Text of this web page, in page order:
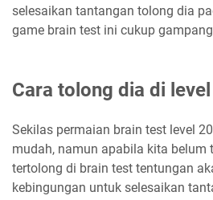
selesaikan tantangan tolong dia
game brain test ini cukup
Cara tolong dia di
Sekilas permaian brain test level
mudah, namun apabila kita belum
tertolong di brain test tentungan
kebingungan untuk selesaikan